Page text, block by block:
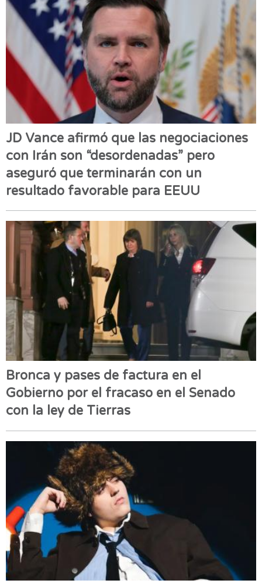
JD Vance afirmó que las negociaciones
con Irán son “desordenadas” pero
aseguró que terminarán con un
resultado favorable para EEUU
Bronca y pases de factura en el
Gobierno por el fracaso en el Senado
con la ley de Tierras